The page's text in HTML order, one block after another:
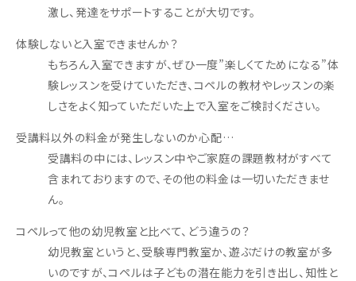
激し、発達をサポートすることが大切です。
体験しないと入室できませんか？
もちろん入室できますが、ぜひ一度”楽しくてためになる”体
験レッスンを受けていただき、コペルの教材やレッスンの楽
しさをよく知っていただいた上で入室をご検討ください。
受講料以外の料金が発生しないのか心配…
受講料の中には、レッスン中やご家庭の課題教材がすべて
含まれておりますので、その他の料金は一切いただきませ
ん。
コペルって他の幼児教室と比べて、どう違うの？
幼児教室というと、受験専門教室か、遊ぶだけの教室が多
いのですが、コペルは子どもの潜在能力を引き出し、知性と